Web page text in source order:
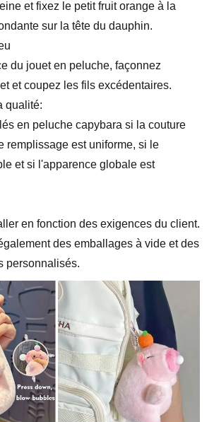
et fixez le petit fruit orange à la
sur la tête du dauphin.
du jouet en peluche, façonnez
et coupez les fils excédentaires.
qualité:
en peluche capybara si la couture
remplissage est uniforme, si le
et si l'apparence globale est
en fonction des exigences du client.
des emballages à vide et des
personnalisés.